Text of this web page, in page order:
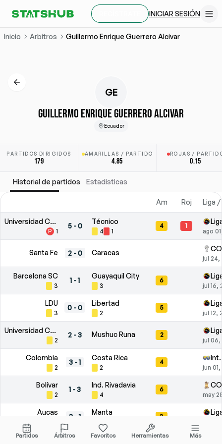
INICIAR SESIÓN
Inicio Arbitros Guillermo Enrique Guerrero Alcivar
GE
GUILLERMO ENRIQUE GUERRERO ALCIVAR
Ecuador
PARTIDOS DIRIGIDOS
179
AMARILLAS / PARTIDO
4.85
ROJAS /
0.15
Historial de partidos Estadisticas
Am Roj Liga /
Universidad Católica
P 1
5-0
Técnico
4 1
4 1
ago
Santa Fe 2-0 Caracas
jul 24,
Barcelona SC
3
1 -1
Guayaquil City
3
6
jul 16,
LDU
3
0 -0
Libertad
2
5
jul 12,
Universidad Católica
2
2 -3 Mushuc Runa 2
jul 06,
Colombia
2
3 -1
Costa Rica
2
4
jun
Bolívar
2
1 -3
Ind. Rivadavia
4
6
may
Aucas
3 -1
Manta
2
3
Independiente Petrolero
Partidos Árbitros Favoritos Herramientas Más